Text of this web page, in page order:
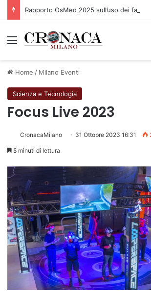
Rapporto OsMed 2025 sull’uso dei
Menu
Home / Milano Eventi
Scienza e Tecnologia
Focus Live 2023
CronacaMilano 31 Ottobre 2023 16:31
5 minuti di lettura